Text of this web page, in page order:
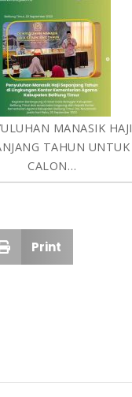
MANASIK HAJI
TAHUN UNTUK
CALON…
Print